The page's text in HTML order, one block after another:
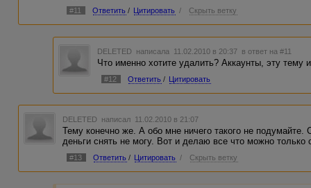
#11 Ответить / Цитировать / Скрыть ветку
DELETED написала 11.02.2010 в 20:37 в ответ на #11
Что именно хотите удалить? Аккаунты, эту тему
#12 Ответить / Цитировать
DELETED написал 11.02.2010 в 21:07
Тему конечно же. А обо мне ничего такого не
деньги снять не могу. Вот и делаю все что можно только
#13 Ответить / Цитировать / Скрыть ветку